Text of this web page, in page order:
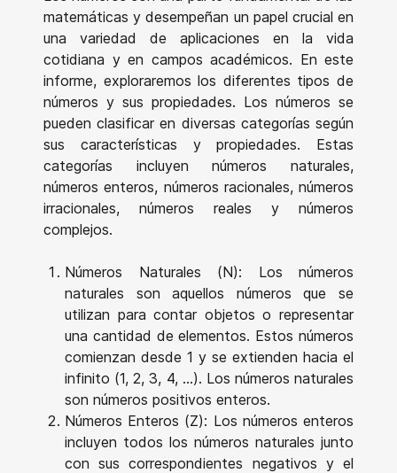
matemáticas y desempeñan un papel crucial en
una variedad de aplicaciones en la vida
cotidiana y en campos académicos. En este
informe, exploraremos los diferentes tipos de
números y sus propiedades. Los números se
pueden clasificar en diversas categorías según
sus características y propiedades. Estas
categorías incluyen números naturales,
números enteros, números racionales, números
irracionales, números reales y números
complejos.
Números Naturales (N): Los números
naturales son aquellos números que se
utilizan para contar objetos o representar
una cantidad de elementos. Estos números
comienzan desde 1 y se extienden hacia el
infinito (1, 2, 3, 4, ...). Los números naturales
son números positivos enteros.
Números Enteros (Z): Los números enteros
incluyen todos los números naturales junto
con sus correspondientes negativos y el